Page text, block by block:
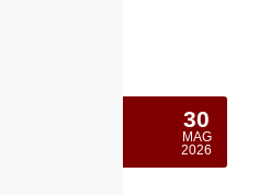
30
MAG
2026